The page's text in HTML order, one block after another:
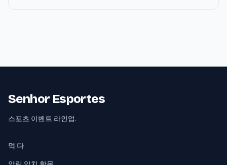
Senhor Esportes
스포츠 이벤트 라인업.
먹다